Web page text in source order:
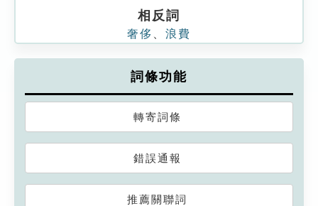
相反詞
奢侈 浪費
詞條功能
轉寄詞條
錯誤通報
推薦關聯詞